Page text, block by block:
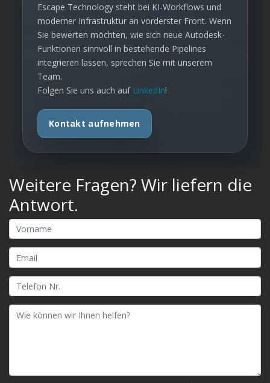
Escape Technology steht bei KI-Workflows und
moderner Infrastruktur an vorderster Front. Wenn
Sie bewerten möchten, wie sich neue Autodesk-
Funktionen sinnvoll in bestehende Pipelines
integrieren lassen, sprechen Sie mit unserem
Team.
Folgen Sie uns auch auf LinkedIn!
Kontakt aufnehmen
Weitere Fragen? Wir liefern die
Antwort.